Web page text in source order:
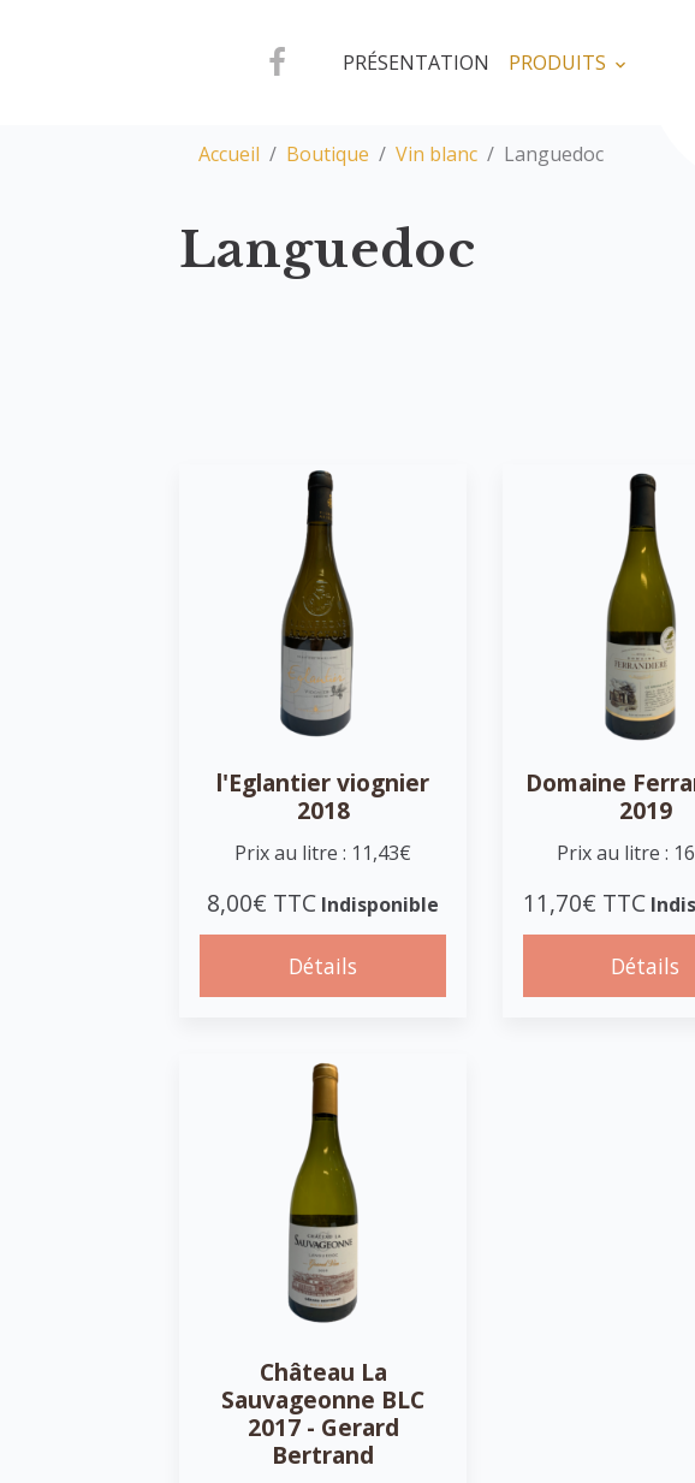
PRÉSENTATION PRODUITS
Accueil Boutique Vin blanc Languedoc
Languedoc
l'Eglantier viognier
2018
Prix au litre : 11,43€
8,00€ TTC Indisponible
Détails
Domaine
2019
Prix au litre :
11,70€ TTC
Détails
Château La
Sauvageonne BLC
2017 - Gerard
Bertrand